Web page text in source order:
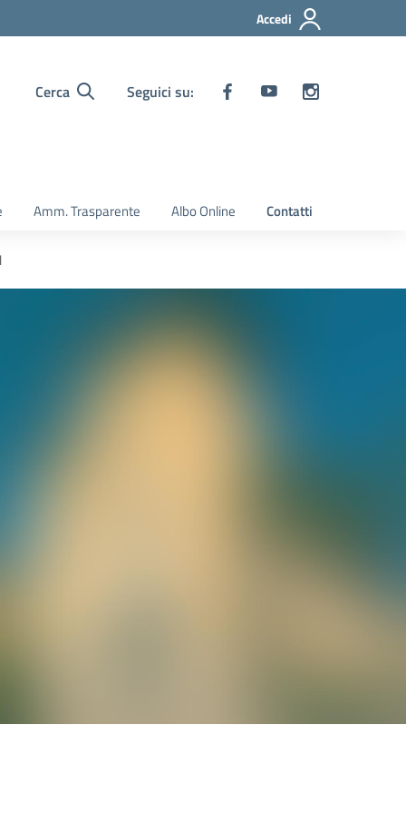
Accedi
Cerca Seguici su:
Amm. Trasparente Albo Online Contatti